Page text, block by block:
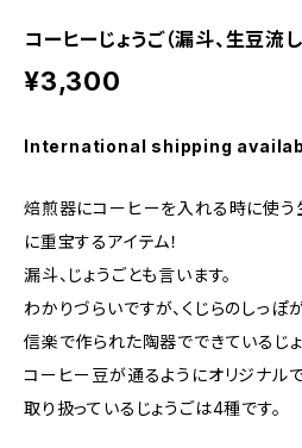
コーヒーじょうご（漏斗、生豆流
¥3,300
International shipping
焙煎器にコーヒーを入れる時に使う
に重宝するアイテム！
漏斗、じょうごとも言います。
わかりづらいですが、くじらのしっぽ
信楽で作られた陶器でできているじょ
コーヒー豆が通るようにオリジナルで
取り扱っているじょうごは4種です。